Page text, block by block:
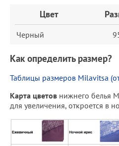
ЗаказЦвет
Черный
Как определить размер?
Таблицы размеров Milavitsa
Карта цветов нижнего белья
для увеличения, откроется в